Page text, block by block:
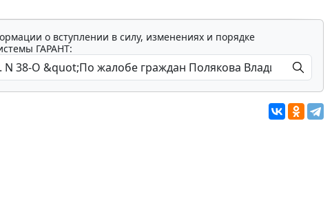
о вступлении в силу, изменениях и порядке
ГАРАНТ: